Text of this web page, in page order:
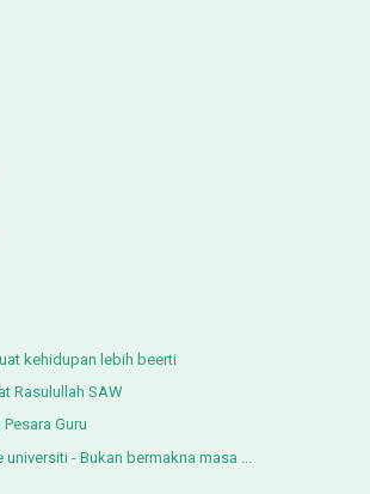
kehidupan lebih beerti
Rasulullah SAW
Guru
- Bukan bermakna masa ...